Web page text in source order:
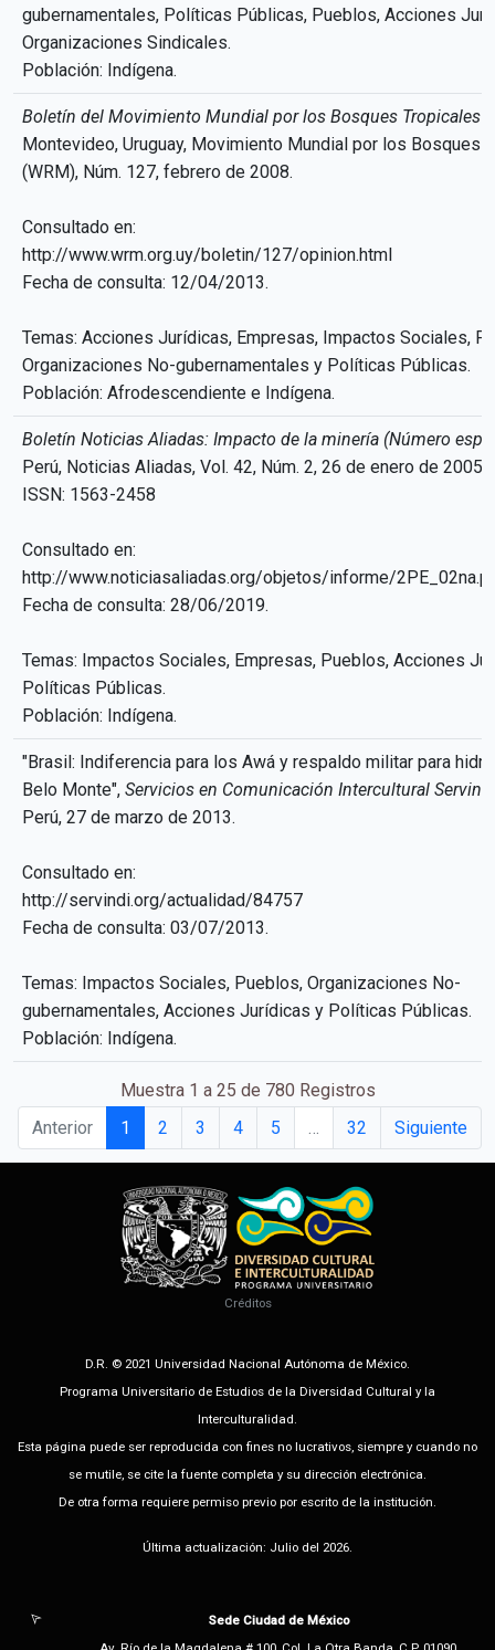
gubernamentales, Políticas Públicas, Pueblos, Acciones
Organizaciones Sindicales.
Población: Indígena.
Boletín del Movimiento Mundial por los Bosques Tropicales
Montevideo, Uruguay, Movimiento Mundial por los Bosques
(WRM), Núm. 127, febrero de 2008.
Consultado en:
http://www.wrm.org.uy/boletin/127/opinion.html
Fecha de consulta: 12/04/2013.
Temas: Acciones Jurídicas, Empresas, Impactos Sociales,
Organizaciones No-gubernamentales y Políticas Públicas.
Población: Afrodescendiente e Indígena.
Boletín Noticias Aliadas: Impacto de la minería (Número
Perú, Noticias Aliadas, Vol. 42, Núm. 2, 26 de enero de 2005,
ISSN: 1563-2458
Consultado en:
http://www.noticiasaliadas.org/objetos/informe/
Fecha de consulta: 28/06/2019.
Temas: Impactos Sociales, Empresas, Pueblos, Acciones
Políticas Públicas.
Población: Indígena.
"Brasil: Indiferencia para los Awá y respaldo militar para
Belo Monte", Servicios en Comunicación Intercultural Servindi
Perú, 27 de marzo de 2013.
Consultado en:
http://servindi.org/actualidad/84757
Fecha de consulta: 03/07/2013.
Temas: Impactos Sociales, Pueblos, Organizaciones No-
gubernamentales, Acciones Jurídicas y Políticas Públicas.
Población: Indígena.
Muestra 1 a 25 de 780 Registros
Anterior
1 2 3 4 5 … 32 Siguiente
Créditos
D.R. © 2021 Universidad Nacional Autónoma de México.
Programa Universitario de Estudios de la Diversidad Cultural y la
Interculturalidad.
Esta página puede ser reproducida con fines no lucrativos, siempre y cuando no
se mutile, se cite la fuente completa y su dirección electrónica.
De otra forma requiere permiso previo por escrito de la institución.
Última actualización: Julio del 2026.
Sede Ciudad de México